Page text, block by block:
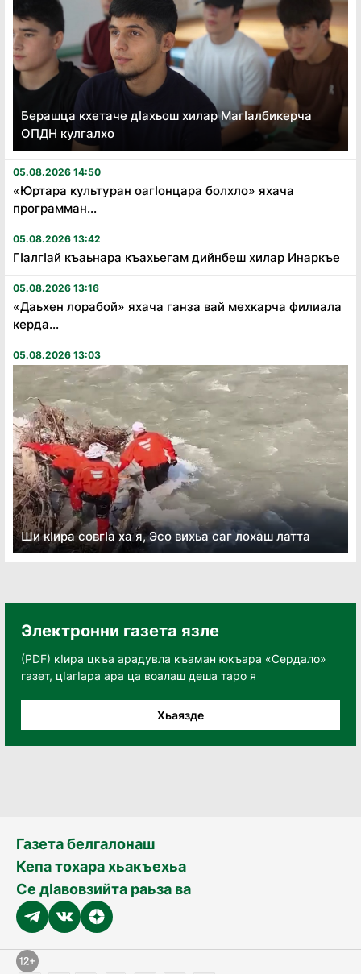
Берашца кхетаче дӏахьош хилар Магӏалбикерча
ОПДН кулгалхо
05.08.2026 14:50
«Юртара культуран оагӏонцара болхло» яхача
программан...
05.08.2026 13:42
Гӏалгӏай къаьнара къахьегам дийнбеш хилар Инаркъе
05.08.2026 13:16
«Даьхен лорабой» яхача ганза вай мехкарча филиала
керда...
05.08.2026 13:03
Ши кӏира совгӏа ха я, Эсо вихьа саг лохаш латта
Электронни газета язле
(PDF) кӀира цкъа арадувла къаман юкъара «Сердало»
газет, цӀагӀара ара ца воалаш деша таро я
Хьаязде
Газета белгалонаш
Кепа тохара хьакъехьа
Се дӀавовзийта раьза ва